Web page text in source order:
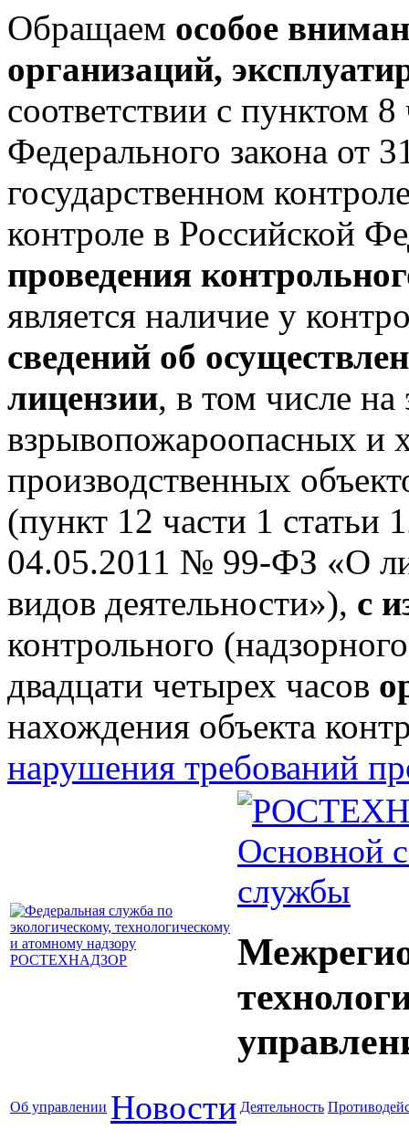
Обращаем особое
организаций,
соответствии с пунктом 8
Федерального закона
государственном
контроле в Российской
проведения
является наличие у
сведений об
лицензии, в том числе
взрывопожароопасных и
производственных
(пункт 12 части 1 статьи
04.05.2011 № 99-ФЗ «О
видов деятельности»), с
контрольного
двадцати четырех часов
нахождения объекта
нарушения требований
Основной
службы
Об управлении Новости Деятельность